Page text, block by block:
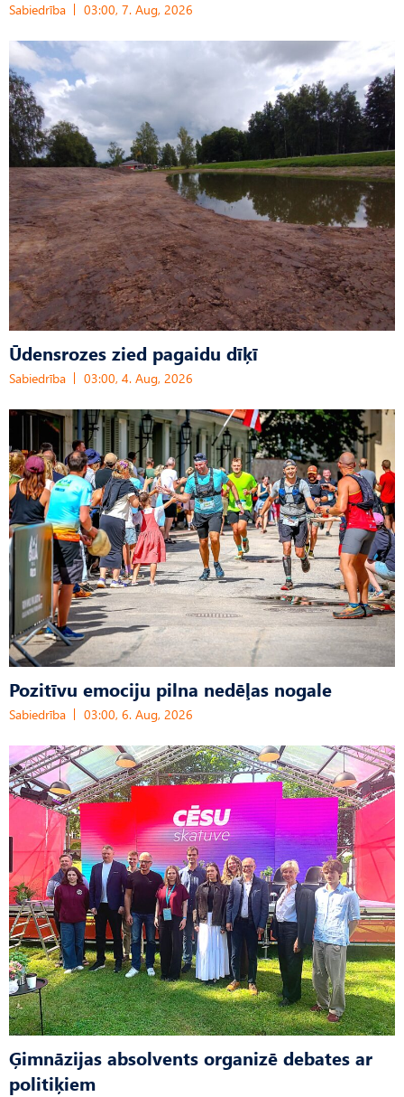
Sabiedrība 03:00, 7. Aug, 2026
Ūdensrozes zied pagaidu dīķī
Sabiedrība 03:00, 4. Aug, 2026
Pozitīvu emociju pilna nedēļas nogale
Sabiedrība 03:00, 6. Aug, 2026
Ģimnāzijas absolvents organizē debates ar
politiķiem